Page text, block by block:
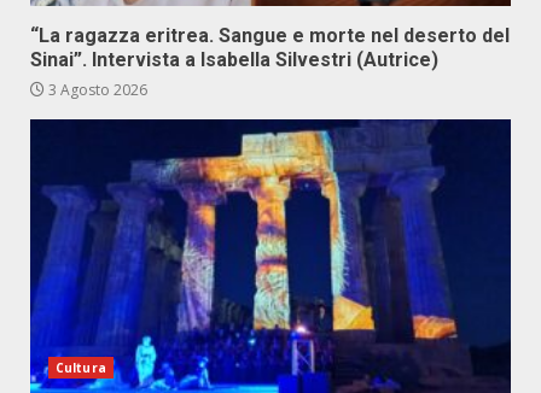
“La ragazza eritrea. Sangue e morte nel deserto del
Sinai”. Intervista a Isabella Silvestri (Autrice)
3 Agosto 2026
Cultura